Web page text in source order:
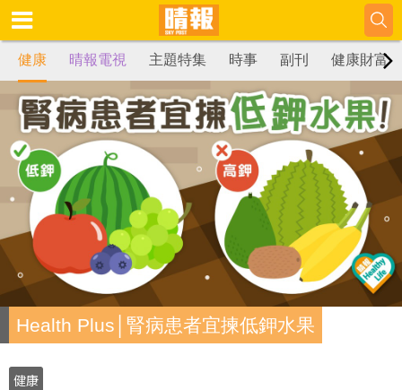
健康 晴報電視 主題特集 時事 副刊 健康財富
Health Plus│腎病患者宜揀低鉀水果
健康